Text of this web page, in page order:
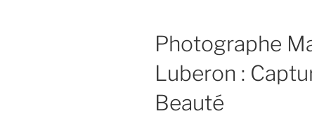
Photographe
Luberon :
Beauté